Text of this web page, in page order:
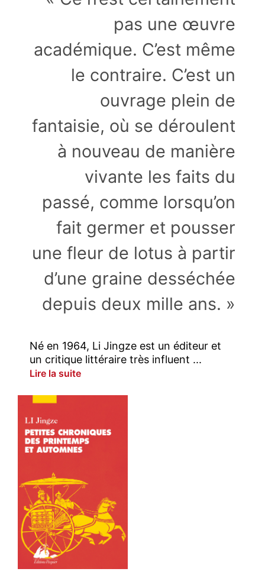
pas une œuvre
académique. C’est même
le contraire. C’est un
ouvrage plein de
fantaisie, où se déroulent
à nouveau de manière
vivante les faits du
passé, comme lorsqu’on
fait germer et pousser
une fleur de lotus à partir
d’une graine desséchée
depuis deux mille ans. »
Né en 1964, Li Jingze est un éditeur et
un critique littéraire très influent ...
Lire la suite